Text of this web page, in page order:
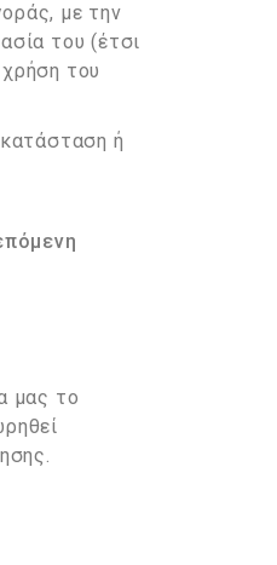
με την
του (έτσι
του
ή
μας το